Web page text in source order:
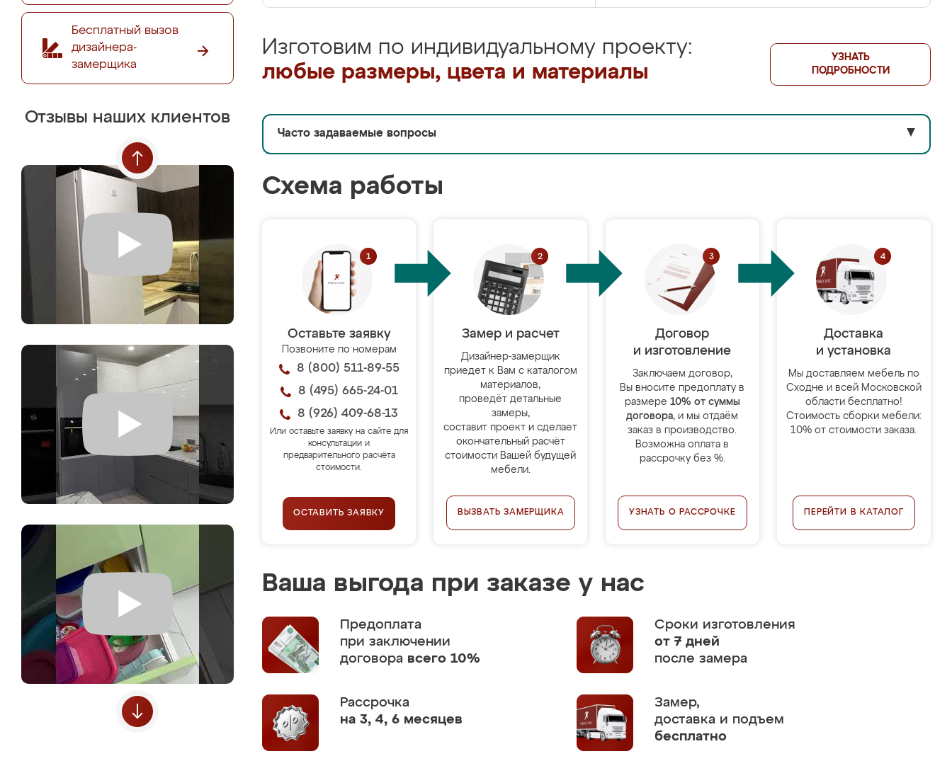
Бесплатный вызов
дизайнера-
замерщика
Отзывы наших клиентов
Изготовим по индивидуальному проекту:
любые размеры, цвета и материалы
УЗНАТЬ
ПОДРОБНОСТИ
Часто задаваемые вопросы ▼
Схема работы
Оставьте заявку
Позвоните по номерам
8 (800) 511-89-55
8 (495) 665-24-01
8 (926) 409-68-13
Или оставьте заявку на сайте для
консультации и
предварительного расчёта
стоимости.
ОСТАВИТЬ ЗАЯВКУ
Замер и расчет
Дизайнер-замерщик
приедет к Вам с каталогом
материалов,
проведёт детальные
замеры,
составит проект и сделает
окончательный расчёт
стоимости Вашей будущей
мебели.
ВЫЗВАТЬ ЗАМЕРЩИКА
Договор
и изготовление
Заключаем договор,
Вы вносите предоплату в
размере 10% от суммы
договора, и мы отдаём
заказ в производство.
Возможна оплата в
рассрочку без %.
УЗНАТЬ О РАССРОЧКЕ
Доставка
и установка
Мы доставляем мебель по
Сходне и всей Московской
области бесплатно!
Стоимость сборки мебели:
10% от стоимости заказа.
ПЕРЕЙТИ В КАТАЛОГ
Ваша выгода при заказе у нас
Предоплата
при заключении
договора всего 10%
Сроки изготовления
от 7 дней
после замера
Рассрочка
на 3, 4, 6 месяцев
Замер,
доставка и подъем
бесплатно